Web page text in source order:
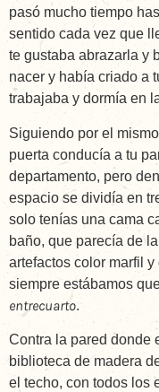
pasó mucho tiempo
sentido cada vez que
te gustaba abrazarla y
nacer y había criado a
trabajaba y dormía en
Siguiendo por el
puerta conducía a tu
departamento, pero
espacio se dividía en
solo tenías una cama
baño, que parecía de
artefactos color marfil
siempre estábamos
entrecuarto.
Contra la pared donde
biblioteca de madera
el techo, con todos los